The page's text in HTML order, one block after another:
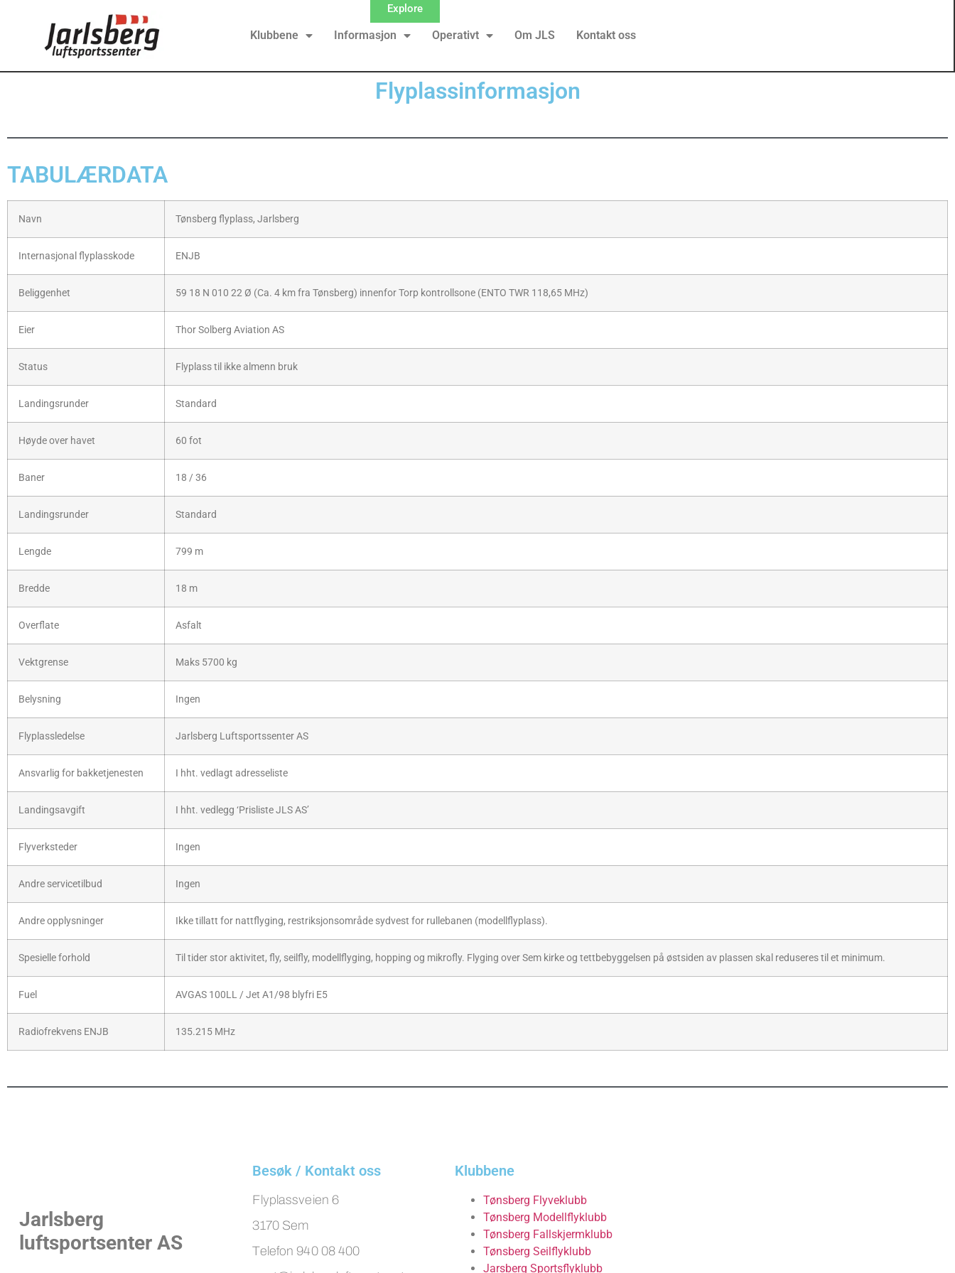
Klubbene Informasjon Operativt Om JLS Kontakt oss
Explore
Flyplassinformasjon
TABULÆRDATA
Navn Tønsberg flyplass, Jarlsberg
Internasjonal flyplasskode ENJB
Beliggenhet 59 18 N 010 22 Ø (Ca. 4 km fra Tønsberg) innenfor Torp kontrollsone (ENTO TWR 118,65 MHz)
Eier Thor Solberg Aviation AS
Status Flyplass til ikke almenn bruk
Landingsrunder Standard
Høyde over havet 60 fot
Baner 18 / 36
Landingsrunder Standard
Lengde 799 m
Bredde 18 m
Overflate Asfalt
Vektgrense Maks 5700 kg
Belysning Ingen
Flyplassledelse Jarlsberg Luftsportssenter AS
Ansvarlig for bakketjenesten I hht. vedlagt adresseliste
Landingsavgift I hht. vedlegg ‘Prisliste JLS AS’
Flyverksteder Ingen
Andre servicetilbud Ingen
Andre opplysninger Ikke tillatt for nattflyging, restriksjonsområde sydvest for rullebanen (modellflyplass).
Spesielle forhold Til tider stor aktivitet, fly, seilfly, modellflyging, hopping og mikrofly. Flyging over Sem kirke og tettbebyggelsen på østsiden av plassen skal reduseres til et minimum.
Fuel AVGAS 100LL / Jet A1/98 blyfri E5
Radiofrekvens ENJB 135.215 MHz
Jarlsberg
luftsportsenter AS​
Besøk / Kontakt oss
Flyplassveien 6
3170 Sem
Telefon 940 08 400
Klubbene
Tønsberg Flyveklubb
Tønsberg Modellflyklubb
Tønsberg Fallskjermklubb
Tønsberg Seilflyklubb
Jarsberg Sportsflyklubb